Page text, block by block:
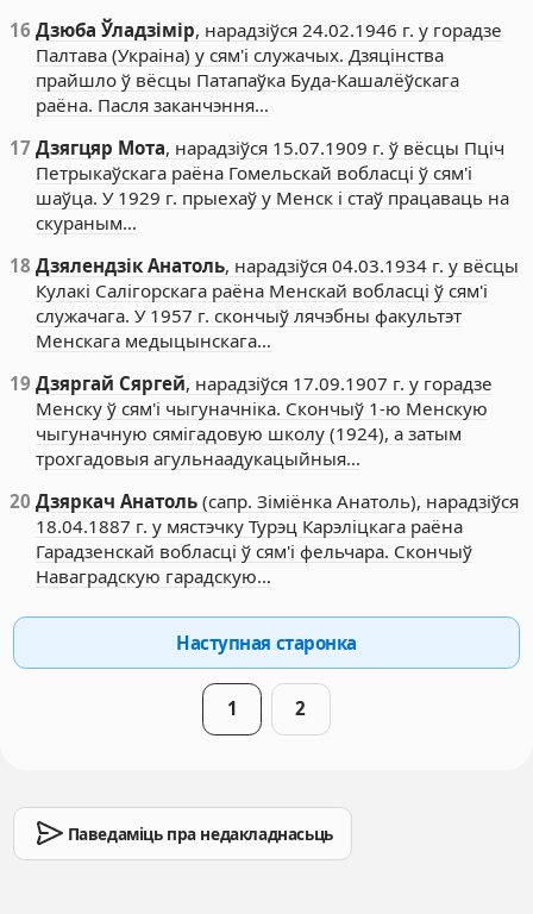
16 Дзюба Ўладзімір, нарадзіўся 24.02.1946 г. у горадзе
Палтава (Украіна) у сям'і служачых. Дзяцінства
прайшло ў вёсцы Патапаўка Буда-Кашалёўскага
раёна. Пасля заканчэння…
17 Дзягцяр Мота, нарадзіўся 15.07.1909 г. ў вёсцы Пціч
Петрыкаўскага раёна Гомельскай вобласці ў сям'і
шаўца. У 1929 г. прыехаў у Менск і стаў працаваць на
скураным…
18 Дзялендзік Анатоль, нарадзіўся 04.03.1934 г. у вёсцы
Кулакі Салігорскага раёна Менскай вобласці ў сям'і
служачага. У 1957 г. скончыў лячэбны факультэт
Менскага медыцынскага…
19 Дзяргай Сяргей, нарадзіўся 17.09.1907 г. у горадзе
Менску ў сям'і чыгуначніка. Скончыў 1-ю Менскую
чыгуначную сямігадовую школу (1924), а затым
трохгадовыя агульнаадукацыйныя…
20 Дзяркач Анатоль (сапр. Зіміёнка Анатоль), нарадзіўся
18.04.1887 г. у мястэчку Турэц Карэліцкага раёна
Гарадзенскай вобласці ў сям'і фельчара. Скончыў
Наваградскую гарадскую…
Наступная старонка
1 2
Паведаміць пра недакладнасьць